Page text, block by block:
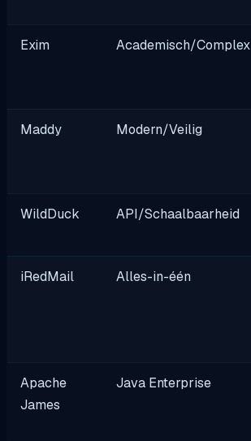
Exim Academisch/Complex
Maddy Modern/Veilig
WildDuck API/Schaalbaarheid
iRedMail Alles-in-één
Apache
James
Java Enterprise